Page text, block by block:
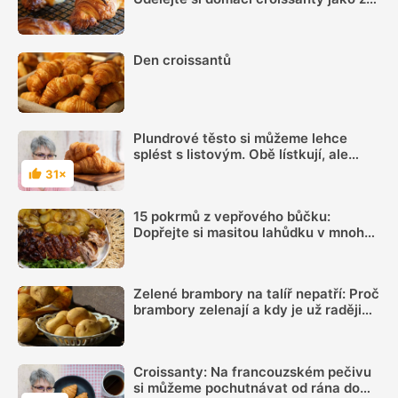
Den croissantů
Hodnocení
31×
Plundrové těsto si můžeme lehce
splést s listovým. Obě lístkují, ale
15 pokrmů z vepřového bůčku:
Dopřejte si masitou lahůdku v mnoha
Zelené brambory na talíř nepatří: Proč
brambory zelenají a kdy je už raději
Croissanty: Na francouzském pečivu
si můžeme pochutnávat od rána do